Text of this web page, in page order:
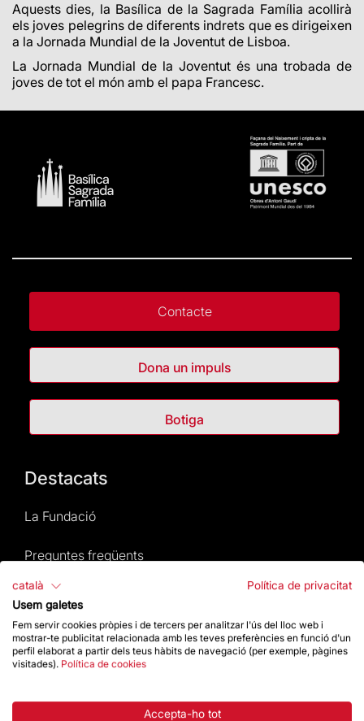
Aquests dies, la Basílica de la Sagrada Família acollirà
els joves pelegrins de diferents indrets que es dirigeixen
a la Jornada Mundial de la Joventut de Lisboa.
La Jornada Mundial de la Joventut és una trobada de
joves de tot el món amb el papa Francesc.
Contacte
Dona un impuls
Botiga
Destacats
La Fundació
Preguntes freqüents
Atenció al Visitant
Normativa i condicions de compra
Notícies i Actualitat
català
Política de privacitat
Usem galetes
Fem servir cookies pròpies i de tercers per analitzar l'ús del lloc web i
mostrar-te publicitat relacionada amb les teves preferències en funció d'un
perfil elaborat a partir dels teus hàbits de navegació (per exemple, pàgines
visitades). Política de cookies
Accepta-ho tot